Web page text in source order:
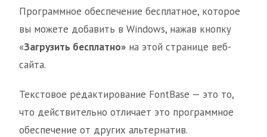
Программное обеспечение бесплатное, которое
вы можете добавить в Windows, нажав кнопку
«Загрузить бесплатно» на этой странице веб-
сайта.
Текстовое редактирование FontBase — это то,
что действительно отличает это программное
обеспечение от других альтернатив.